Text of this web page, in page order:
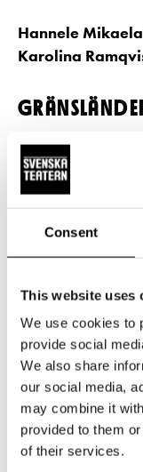
Consent
This website uses
We use cookies to
provide social
We also share
our social media,
may combine it
provided to them
of their services.
Hannele
Karolina
Anna-Lena Laurén
medSirpa
Författarförbund,
Svenska
Akademien.